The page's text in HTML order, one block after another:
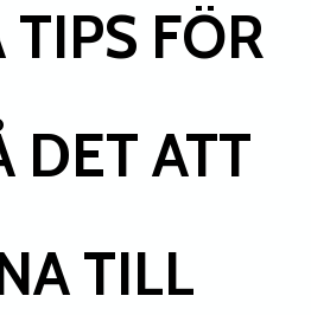
TIPS FÖR
DET ATT
TILL